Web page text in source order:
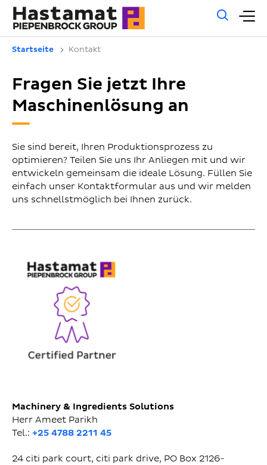
Startseite Kontakt
Fragen Sie jetzt Ihre
Maschinenlösung an
Sie sind bereit, Ihren Produktionsprozess zu
optimieren? Teilen Sie uns Ihr Anliegen mit und wir
entwickeln gemeinsam die ideale Lösung. Füllen Sie
einfach unser Kontaktformular aus und wir melden
uns schnellstmöglich bei Ihnen zurück.
Machinery & Ingredients Solutions
Herr Ameet Parikh
Tel.: +25 4788 2211 45
24 citi park court, citi park drive, PO Box 2126-